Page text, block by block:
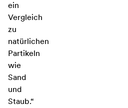
ein
Vergleich
zu
natürlichen
Partikeln
wie
Sand
und
Staub.“